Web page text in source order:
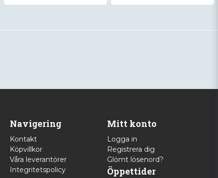
Navigering
Kontakt
Köpvillkor
Våra leverantörer
Integritetspolicy
Mitt konto
Logga in
Registrera dig
Glömt lösenord?
Öppettider